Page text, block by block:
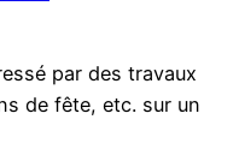
par des travaux
de fête, etc. sur un